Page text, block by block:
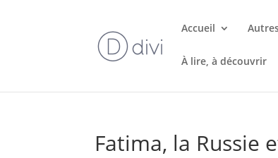
Accueil
À lire, à découvrir
Fatima, la Russie